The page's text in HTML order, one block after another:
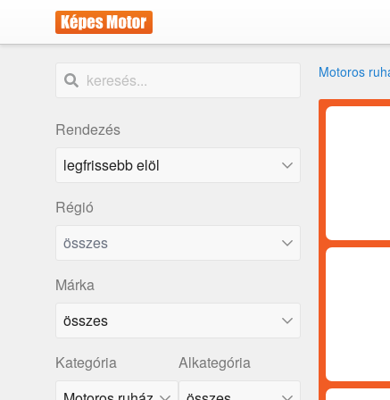
Rendezés
Régió
összes
Márka
összes
Kategória Alkategória
Motoros